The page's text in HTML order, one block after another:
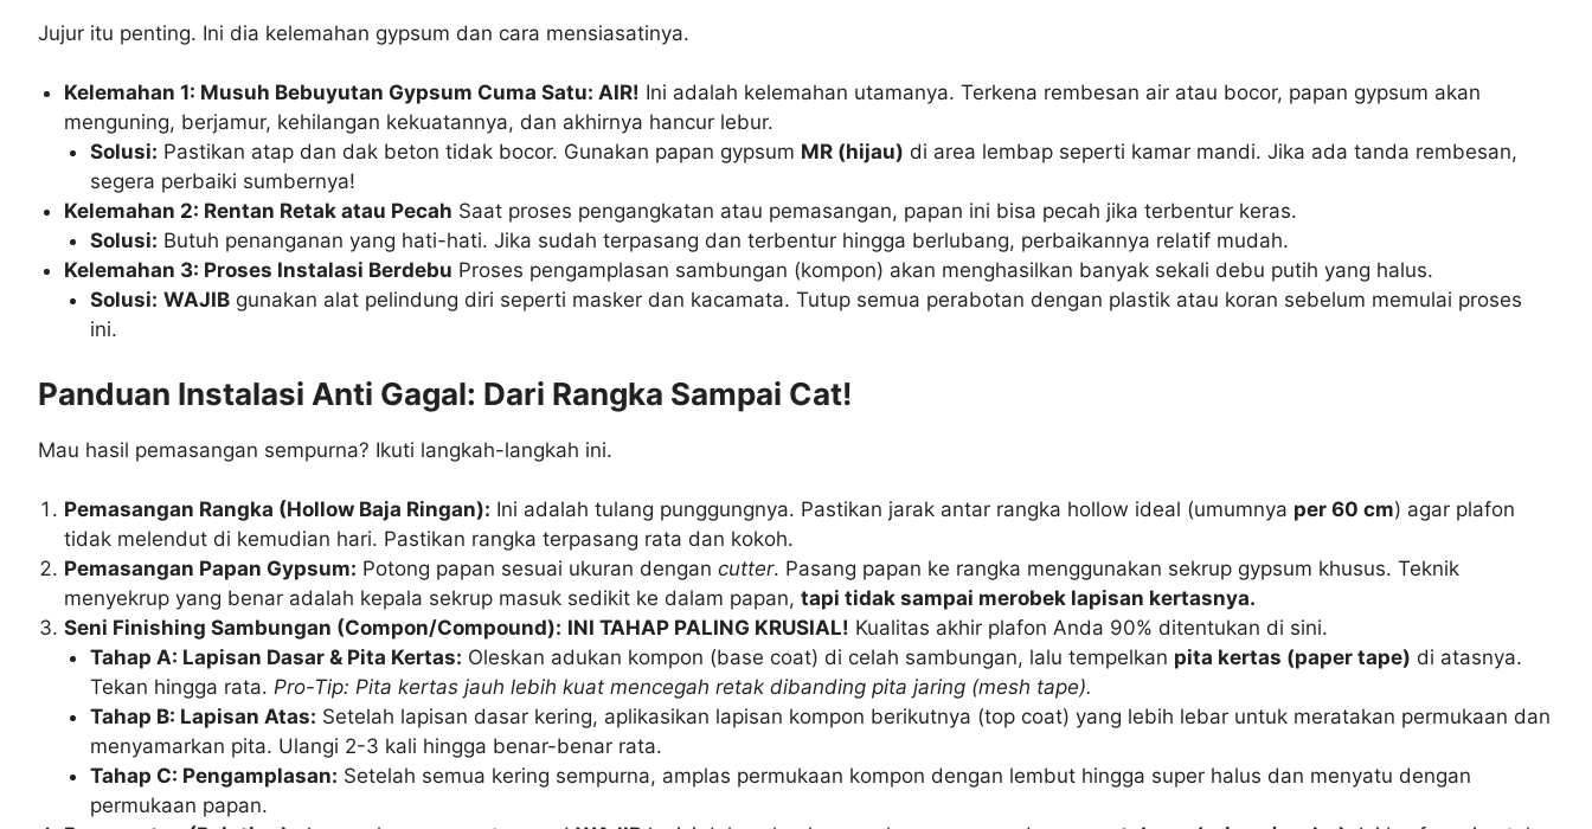
Jujur itu penting. Ini dia kelemahan gypsum dan cara mensiasatinya.
Kelemahan 1: Musuh Bebuyutan Gypsum Cuma Satu: AIR! Ini adalah kelemahan utamanya. Terkena rembesan air atau bocor, papan gypsum akan
menguning, berjamur, kehilangan kekuatannya, dan akhirnya hancur lebur.
Solusi: Pastikan atap dan dak beton tidak bocor. Gunakan papan gypsum MR (hijau) di area lembap seperti kamar mandi. Jika ada tanda rembesan,
segera perbaiki sumbernya!
Kelemahan 2: Rentan Retak atau Pecah Saat proses pengangkatan atau pemasangan, papan ini bisa pecah jika terbentur keras.
Solusi: Butuh penanganan yang hati-hati. Jika sudah terpasang dan terbentur hingga berlubang, perbaikannya relatif mudah.
Kelemahan 3: Proses Instalasi Berdebu Proses pengamplasan sambungan (kompon) akan menghasilkan banyak sekali debu putih yang halus.
Solusi: WAJIB gunakan alat pelindung diri seperti masker dan kacamata. Tutup semua perabotan dengan plastik atau koran sebelum memulai proses
ini.
Panduan Instalasi Anti Gagal: Dari Rangka Sampai Cat!
Mau hasil pemasangan sempurna? Ikuti langkah-langkah ini.
Pemasangan Rangka (Hollow Baja Ringan): Ini adalah tulang punggungnya. Pastikan jarak antar rangka hollow ideal (umumnya per 60 cm) agar plafon
tidak melendut di kemudian hari. Pastikan rangka terpasang rata dan kokoh.
Pemasangan Papan Gypsum: Potong papan sesuai ukuran dengancutter. Pasang papan ke rangka menggunakan sekrup gypsum khusus. Teknik
menyekrup yang benar adalah kepala sekrup masuk sedikit ke dalam papan,tapi tidak sampai merobek lapisan kertasnya.
Seni Finishing Sambungan (Compon/Compound): INI TAHAP PALING KRUSIAL! Kualitas akhir plafon Anda 90% ditentukan di sini.
Tahap A: Lapisan Dasar & Pita Kertas: Oleskan adukan kompon (base coat) di celah sambungan, lalu tempelkan pita kertas (paper tape) di atasnya.
Tekan hingga rata.Pro-Tip: Pita kertas jauh lebih kuat mencegah retak dibanding pita jaring (mesh tape).
Tahap B: Lapisan Atas: Setelah lapisan dasar kering, aplikasikan lapisan kompon berikutnya (top coat) yang lebih lebar untuk meratakan permukaan dan
menyamarkan pita. Ulangi 2-3 kali hingga benar-benar rata.
Tahap C: Pengamplasan: Setelah semua kering sempurna, amplas permukaan kompon dengan lembut hingga super halus dan menyatu dengan
permukaan papan.